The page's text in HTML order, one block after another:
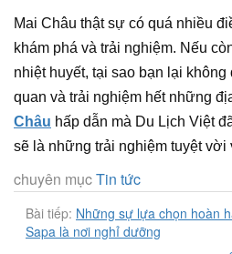
Mai Châu thật sự có quá nhiều
khám phá và trải nghiệm. Nếu
nhiệt huyết, tại sao bạn lại
quan và trải nghiệm hết những
Châu hấp dẫn mà Du Lịch Việt
sẽ là những trải nghiệm tuyệt vời
chuyên mụcTin tức
Bài tiếp: Những sự lựa chọn hoàn
Sapa là nơi nghỉ dưỡng